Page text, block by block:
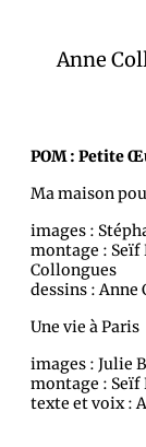
Anne
POM : Petite
Ma maison
images :
montage : Seïf
Collongues
dessins : Anne
Une vie à Paris
images : Julie
montage :
texte et voix :